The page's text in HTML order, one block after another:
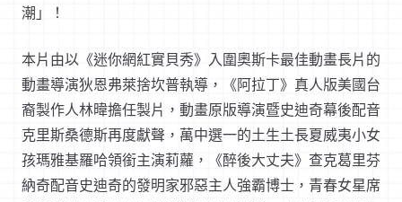
潮」！
本片由以《迷你網紅實貝秀》入圍奧斯卡最佳動畫長片的
動畫導演狄恩弗萊捨坎普執導，《阿拉丁》真人版美國台
裔製作人林暐擔任製片，動畫原版導演暨史迪奇幕後配音
克里斯桑德斯再度獻聲，萬中選一的土生土長夏威夷小女
孩瑪雅基羅哈領銜主演莉蘿，《醉後大丈夫》查克葛里芬
納奇配音史迪奇的發明家邪惡主人強霸博士，青春女星席